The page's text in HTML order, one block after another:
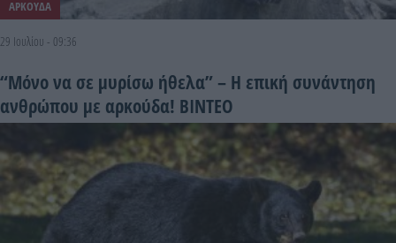
ΑΡΚΟΥΔΑ
29 Ιουλίου - 09:36
“Mόνο να σε μυρίσω ήθελα” – Η επική συνάντηση
ανθρώπου με αρκούδα! ΒΙΝΤΕΟ